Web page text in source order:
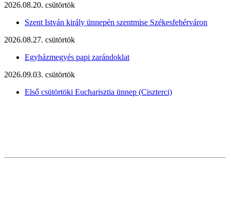
2026.08.20. csütörtök
Szent István király ünnepén szentmise Székesfehérváron
2026.08.27. csütörtök
Egyházmegyés papi zarándoklat
2026.09.03. csütörtök
Első csütörtöki Eucharisztia ünnep (Ciszterci)